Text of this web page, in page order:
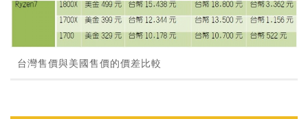
台灣售價與美國售價的價差比較